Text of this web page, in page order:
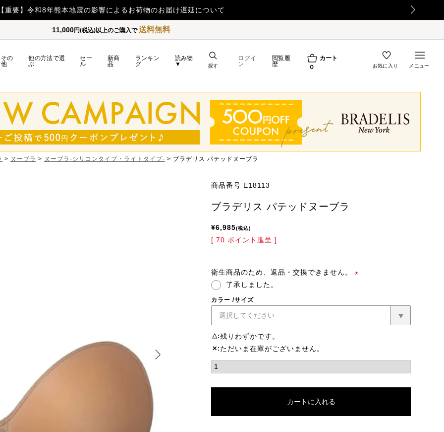
【重要】日本郵便の障害による配送への影響についてのお詫び
11,000円(税込)以上のご購入で送料無料
その
他
他の方法で選
ぶ
セー
ル
新商
品
ランキン
グ
読み物
▼
ログイ
ン
閲覧履
歴
カート
0
探す お気に入り メニュー
ヌーブラ ヌーブラ-シリコンタイプ・ライトタイプ- ブラデリス パテッドヌーブラ
商品番号 E18113
ブラデリス パテッドヌーブラ
¥6,985 税込
[ 70 ポイント進呈 ]
衛生商品のため、返品・交換できません。
了承しました。
カラー サイズ
△ 残りわずかです。
✕ ただいま在庫がございません。
カートに入れる